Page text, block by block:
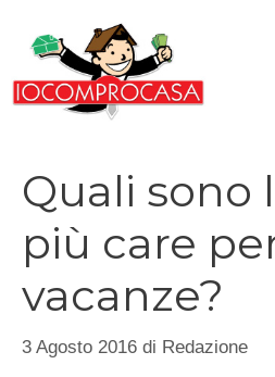
contenuto
Quali sono
più care
vacanze?
3 Agosto 2016 di Redazione